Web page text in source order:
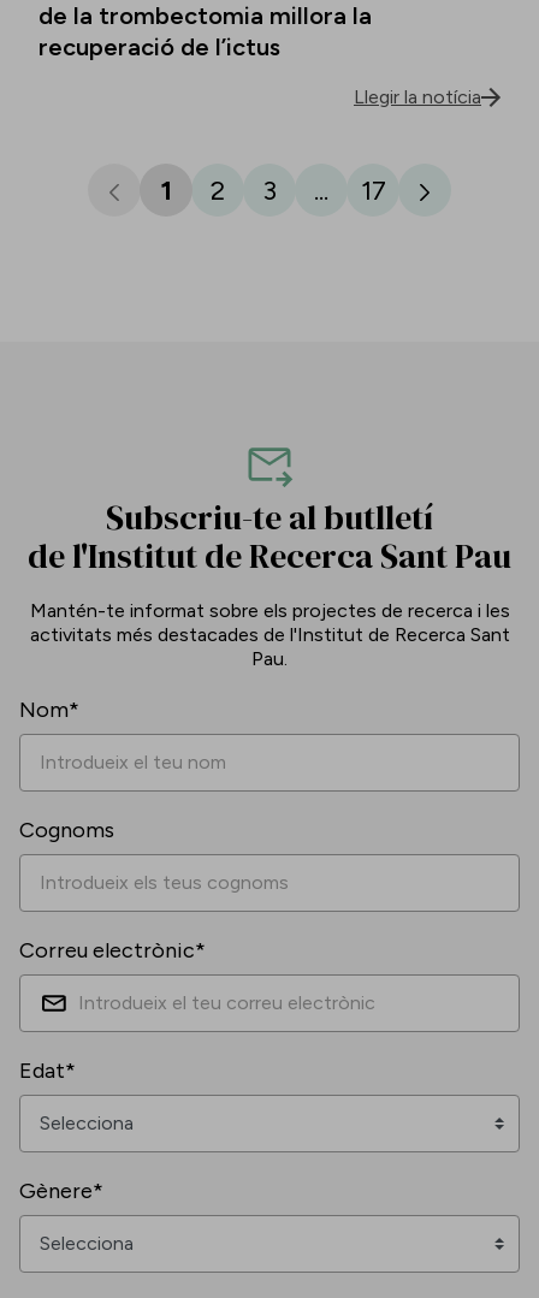
de la trombectomia millora la
recuperació de l’ictus
Llegir la notícia
1 2 3 ... 17
Subscriu-te al butlletí
de l'Institut de Recerca Sant Pau
Mantén-te informat sobre els projectes de recerca i les
activitats més destacades de l'Institut de Recerca Sant
Pau.
Nom*
Cognoms
Correu electrònic*
Edat*
Gènere*